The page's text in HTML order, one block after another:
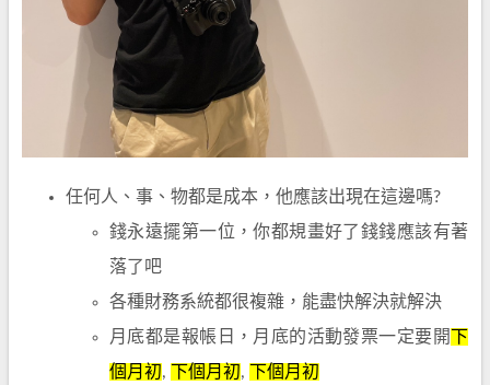
任何人、事、物都是成本，他應該出現在這邊嗎?
錢永遠擺第一位，你都規畫好了錢錢應該有著
落了吧
各種財務系統都很複雜，能盡快解決就解決
月底都是報帳日，月底的活動發票一定要開
下
個月初, 下個月初,
下個月初